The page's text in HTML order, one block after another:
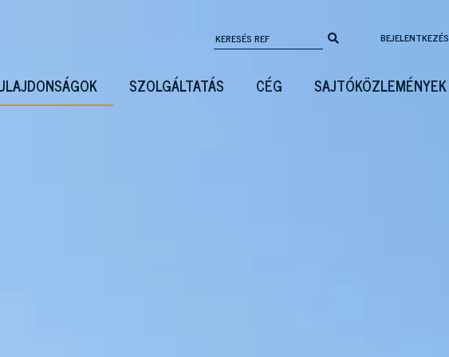
BEJELENTKEZÉS
SZOLGÁLTATÁS CÉG SAJTÓKÖZLEMÉNYEK